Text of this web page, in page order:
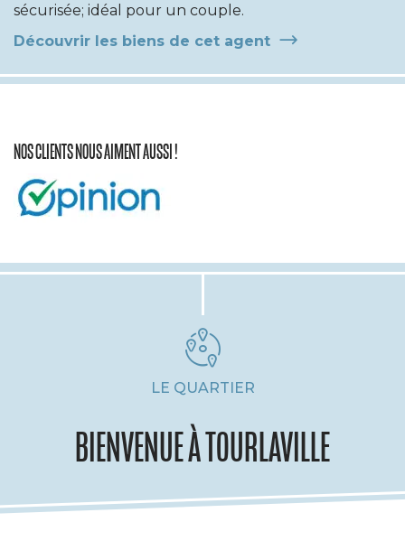
sécurisée; idéal pour un couple.
Découvrir les biens de cet agent
NOS CLIENTS NOUS AIMENT AUSSI !
LE QUARTIER
BIENVENUE À TOURLAVILLE